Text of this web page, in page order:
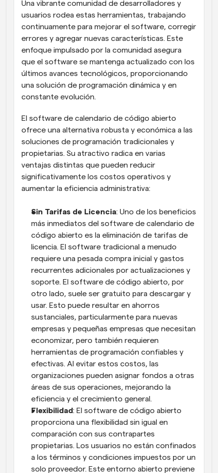
Una vibrante comunidad de desarrolladores y
usuarios rodea estas herramientas, trabajando
continuamente para mejorar el software, corregir
errores y agregar nuevas características. Este
enfoque impulsado por la comunidad asegura
que el software se mantenga actualizado con los
últimos avances tecnológicos, proporcionando
una solución de programación dinámica y en
constante evolución.
El software de calendario de código abierto
ofrece una alternativa robusta y económica a las
soluciones de programación tradicionales y
propietarias. Su atractivo radica en varias
ventajas distintas que pueden reducir
significativamente los costos operativos y
aumentar la eficiencia administrativa:
Sin Tarifas de Licencia: Uno de los beneficios
más inmediatos del software de calendario de
código abierto es la eliminación de tarifas de
licencia. El software tradicional a menudo
requiere una pesada compra inicial y gastos
recurrentes adicionales por actualizaciones y
soporte. El software de código abierto, por
otro lado, suele ser gratuito para descargar y
usar. Esto puede resultar en ahorros
sustanciales, particularmente para nuevas
empresas y pequeñas empresas que necesitan
economizar, pero también requieren
herramientas de programación confiables y
efectivas. Al evitar estos costos, las
organizaciones pueden asignar fondos a otras
áreas de sus operaciones, mejorando la
eficiencia y el crecimiento general.
Flexibilidad: El software de código abierto
proporciona una flexibilidad sin igual en
comparación con sus contrapartes
propietarias. Los usuarios no están confinados
a los términos y condiciones impuestos por un
solo proveedor. Este entorno abierto previene